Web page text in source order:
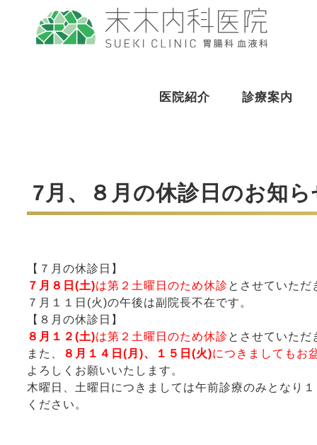
医院紹介 診療案内
7月、８月の休診日のお知ら
【７月の休診日】
７月８日(土)は第２土曜日のため休診 とさせていただ
７月１１日(火)の午後は副院長不在です。
【８月の休診日】
８月１２(土)は第２土曜日のため休診 とさせていただ
また、
８月１４日(月)、１５日(火)につきましてもお
よろしくお願いいたします。
木曜日、土曜日につきましては午前診療のみとなり
ください。